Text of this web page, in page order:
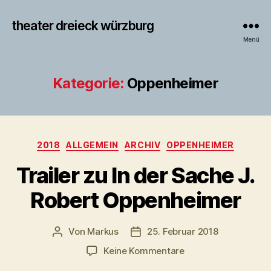
theater dreieck würzburg
Menü
Kategorie: Oppenheimer
Kategorien
2018 ALLGEMEIN ARCHIV OPPENHEIMER
Trailer zu In der Sache J.
Robert Oppenheimer
Beitragsautor
Von Markus Veröffentlichungsdatum
25. Februar 2018
Keine Kommentarezu